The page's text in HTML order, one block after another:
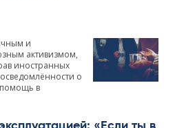
и
активизмом,
иностранных
о
в